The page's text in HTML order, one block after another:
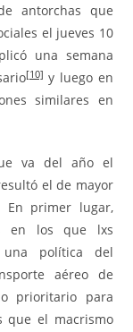
antorchas que
el jueves 10
una semana
[10] y luego en
similares en
va del año el
el de mayor
primer lugar,
en los que lxs
una política del
aéreo de
prioritario para
que el macrismo